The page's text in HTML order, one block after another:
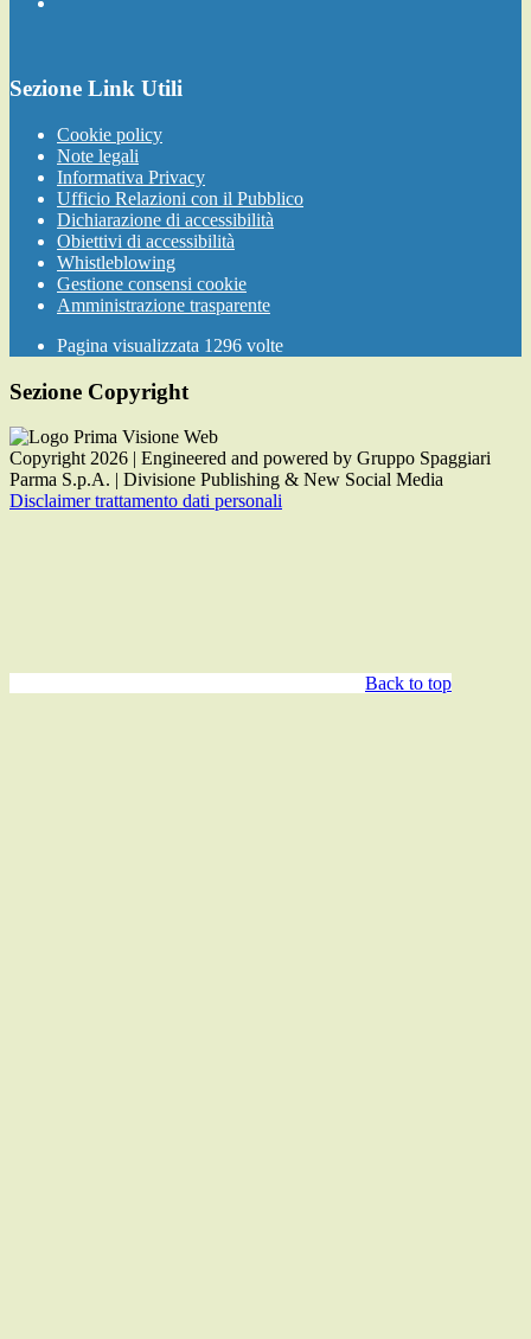
Sezione Link Utili
Cookie policy
Note legali
Informativa Privacy
Ufficio Relazioni con il Pubblico
Dichiarazione di accessibilità
Obiettivi di accessibilità
Whistleblowing
Gestione consensi cookie
Amministrazione trasparente
Pagina visualizzata 1296 volte
Sezione Copyright
Copyright 2026 | Engineered and powered by Gruppo Spaggiari
Parma S.p.A. | Divisione Publishing & New Social Media
Disclaimer trattamento dati personali
Back to top